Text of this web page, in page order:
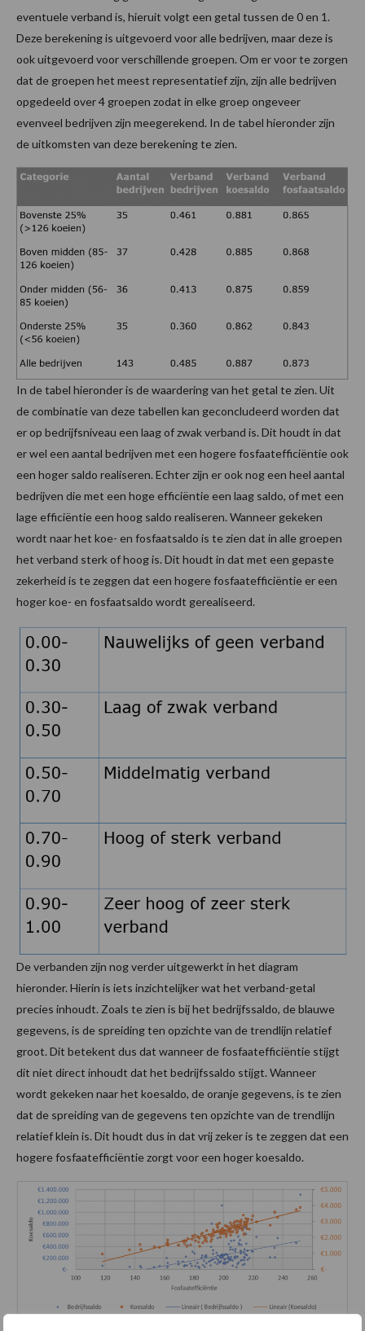
eventuele verband is, hieruit volgt een getal tussen de 0 en 1.
Deze berekening is uitgevoerd voor alle bedrijven, maar deze is
ook uitgevoerd voor verschillende groepen. Om er voor te zorgen
dat de groepen het meest representatief zijn, zijn alle bedrijven
opgedeeld over 4 groepen zodat in elke groep ongeveer
evenveel bedrijven zijn meegerekend. In de tabel hieronder zijn
de uitkomsten van deze berekening te zien.
In de tabel hieronder is de waardering van het getal te zien. Uit
de combinatie van deze tabellen kan geconcludeerd worden dat
er op bedrijfsniveau een laag of zwak verband is. Dit houdt in dat
er wel een aantal bedrijven met een hogere fosfaatefficiëntie ook
een hoger saldo realiseren. Echter zijn er ook nog een heel aantal
bedrijven die met een hoge efficiëntie een laag saldo, of met een
lage efficiëntie een hoog saldo realiseren. Wanneer gekeken
wordt naar het koe- en fosfaatsaldo is te zien dat in alle groepen
het verband sterk of hoog is. Dit houdt in dat met een gepaste
zekerheid is te zeggen dat een hogere fosfaatefficiëntie er een
hoger koe- en fosfaatsaldo wordt gerealiseerd.
De verbanden zijn nog verder uitgewerkt in het diagram
hieronder. Hierin is iets inzichtelijker wat het verband-getal
precies inhoudt. Zoals te zien is bij het bedrijfssaldo, de blauwe
gegevens, is de spreiding ten opzichte van de trendlijn relatief
groot. Dit betekent dus dat wanneer de fosfaatefficiëntie stijgt
dit niet direct inhoudt dat het bedrijfssaldo stijgt. Wanneer
wordt gekeken naar het koesaldo, de oranje gegevens, is te zien
dat de spreiding van de gegevens ten opzichte van de trendlijn
relatief klein is. Dit houdt dus in dat vrij zeker is te zeggen dat een
hogere fosfaatefficiëntie zorgt voor een hoger koesaldo.